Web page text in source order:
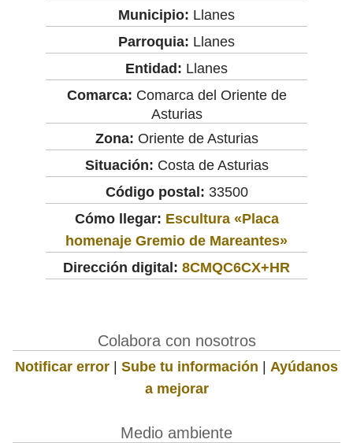
Municipio: Llanes
Parroquia: Llanes
Entidad: Llanes
Comarca: Comarca del Oriente de
Asturias
Zona: Oriente de Asturias
Situación: Costa de Asturias
Código postal: 33500
Cómo llegar: Escultura «Placa
homenaje Gremio de Mareantes»
Dirección digital: 8CMQC6CX+HR
Colabora con nosotros
Notificar error | Sube tu información | Ayúdanos
a mejorar
Medio ambiente